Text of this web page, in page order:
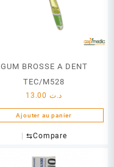
GUM BROSSE A DENT
TEC/M528
د.ت
Ajouter au panier
⇆Compare